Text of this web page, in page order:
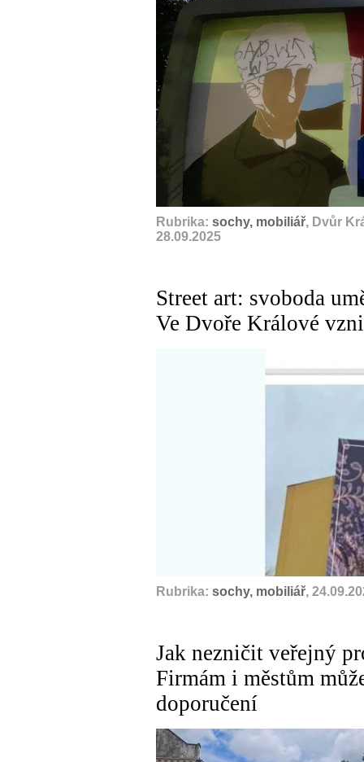
Rubrika: sochy, mobiliář, Dvůr
28.09.2025
Street art: svoboda
Ve Dvoře Králové
Rubrika: sochy, mobiliář,
Jak nezničit veřejný
Firmám i městům
doporučení